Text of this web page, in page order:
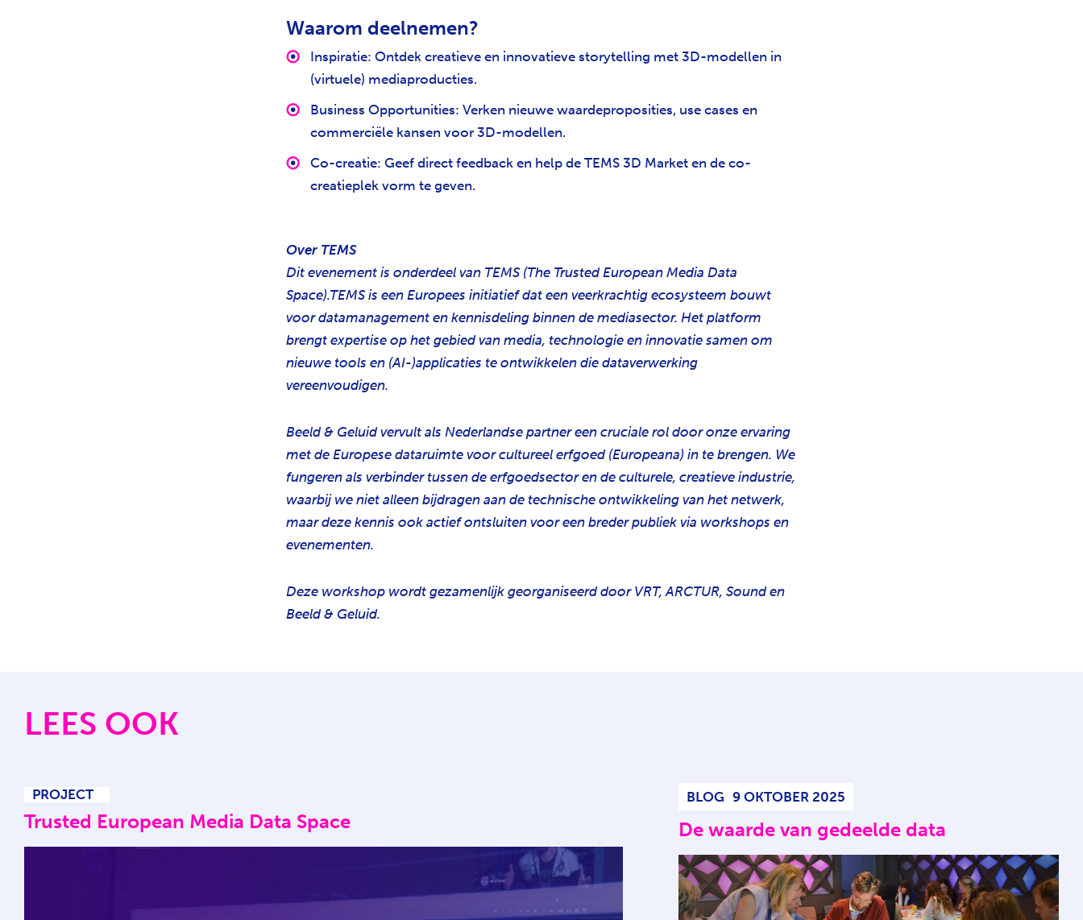
Waarom deelnemen?
Inspiratie: Ontdek creatieve en innovatieve storytelling met 3D-modellen in
(virtuele) mediaproducties.
Business Opportunities: Verken nieuwe waardeproposities, use cases en
commerciële kansen voor 3D-modellen.
Co-creatie: Geef direct feedback en help de TEMS 3D Market en de co-
creatieplek vorm te geven.
Over TEMS
Dit evenement is onderdeel van TEMS (The Trusted European Media Data
Space).TEMS is een Europees initiatief dat een veerkrachtig ecosysteem bouwt
voor datamanagement en kennisdeling binnen de mediasector. Het platform
brengt expertise op het gebied van media, technologie en innovatie samen om
nieuwe tools en (AI-)applicaties te ontwikkelen die dataverwerking
vereenvoudigen.
Beeld & Geluid vervult als Nederlandse partner een cruciale rol door onze ervaring
met de Europese dataruimte voor cultureel erfgoed (Europeana) in te brengen. We
fungeren als verbinder tussen de erfgoedsector en de culturele, creatieve industrie,
waarbij we niet alleen bijdragen aan de technische ontwikkeling van het netwerk,
maar deze kennis ook actief ontsluiten voor een breder publiek via workshops en
evenementen.
Deze workshop wordt gezamenlijk georganiseerd door VRT, ARCTUR, Sound en
Beeld & Geluid.
LEES OOK
PROJECT
Trusted European Media Data Space
BLOG 9 OKTOBER 2025
De waarde van gedeelde data